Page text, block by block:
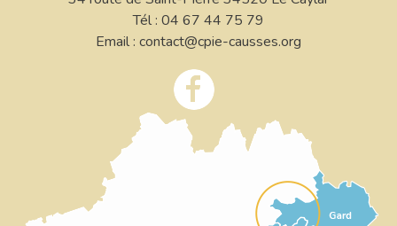
Tél : 04 67 44 75 79
Email : contact@cpie-causses.org